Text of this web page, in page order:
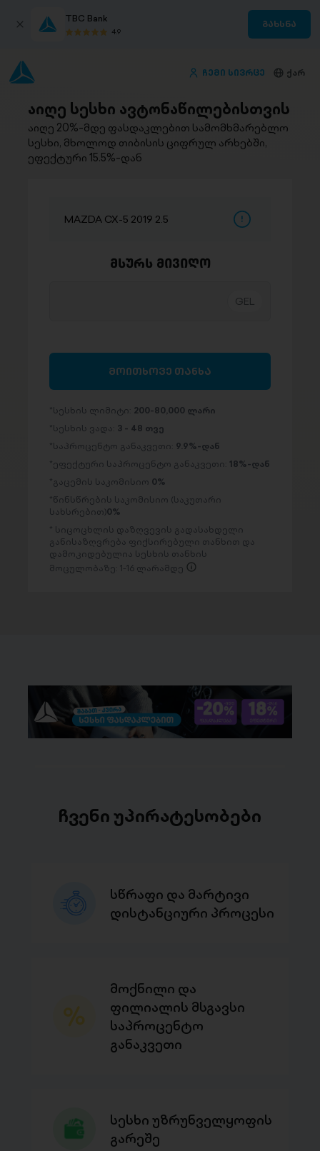
TBC Bank
4.9
გახსნა
ჩემი სივრცე ქარ
აიღე სესხი ავტონაწილებისთვის
აიღე 20%-მდე ფასდაკლებით სამომხმარებლო
სესხი, მხოლოდ თიბისის ციფრულ არხებში,
ეფექტური 15.5%-დან
MAZDA CX-5 2019 2.5
მსურს მივიღო
მოითხოვე თანხა
სესხის ლიმიტი: 200-80,000 ლარი
სესხის ვადა: 3 - 48 თვე
საპროცენტო განაკვეთი: 9.9%-დან
ეფექტური საპროცენტო განაკვეთი: 18%-დან
გაცემის საკომისიო 0%
წინსწრების საკომისიო (საკუთარი
სახსრებით)0%
სიცოცხლის დაზღვევის გადასახდელი
განისაზღვრება ფიქსირებული თანხით და
დამოკიდებულია სესხის თანხის
მოცულობაზე: 1-16 ლარამდე
ჩვენი უპირატესობები
სწრაფი და მარტივი
დისტანციური პროცესი
მოქნილი და
ფილიალის მსგავსი
საპროცენტო
განაკვეთი
სესხი უზრუნველყოფის
გარეშე